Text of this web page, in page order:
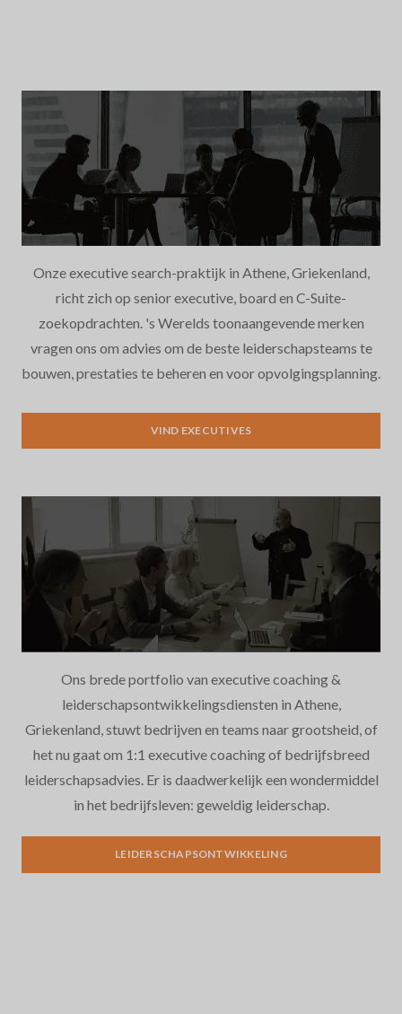
Executive Search
Onze executive search-praktijk in Athene, Griekenland,
richt zich op senior executive, board en C-Suite-
zoekopdrachten. 's Werelds toonaangevende merken
vragen ons om advies om de beste leiderschapsteams te
bouwen, prestaties te beheren en voor opvolgingsplanning.
VIND EXECUTIVES
Ons brede portfolio van executive coaching &
leiderschapsontwikkelingsdiensten in Athene,
Griekenland, stuwt bedrijven en teams naar grootsheid, of
het nu gaat om 1:1 executive coaching of bedrijfsbreed
leiderschapsadvies. Er is daadwerkelijk een wondermiddel
in het bedrijfsleven: geweldig leiderschap.
LEIDERSCHAPSONTWIKKELING